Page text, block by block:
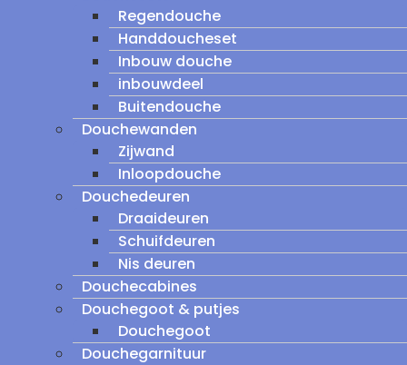
Regendouche
Handdoucheset
Inbouw douche
inbouwdeel
Buitendouche
Douchewanden
Zijwand
Inloopdouche
Douchedeuren
Draaideuren
Schuifdeuren
Nis deuren
Douchecabines
Douchegoot & putjes
Douchegoot
Douchegarnituur